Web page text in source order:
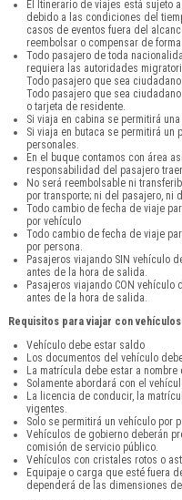
El Itinerario de viajes está sujeto
debido a las condiciones del
casos de eventos fuera del
reembolsar o compensar de
Todo pasajero de toda
requiera las autoridades
Todo pasajero que sea
Todo pasajero que sea
o tarjeta de residente.
Si viaja en cabina se permitirá
Si viaja en butaca se permitirá un
personales.
En el buque contamos con área
responsabilidad del pasajero
No será reembolsable ni
por transporte; ni del pasajero, ni
Todo cambio de fecha de viaje
por vehículo
Todo cambio de fecha de viaje
por persona.
Pasajeros viajando SIN vehículo
antes de la hora de salida.
Pasajeros viajando CON
antes de la hora de salida.
Requisitos para viajar con vehículos
Vehículo debe estar saldo
Los documentos del vehículo
La matrícula debe estar a
Solamente abordará con el
La licencia de conducir, la
vigentes.
Solo se permitirá un vehículo por
Vehículos de gobierno deberán
comisión de servicio público.
Vehículos con cristales rotos o
Equipaje o carga que esté fuera
dependerá de las dimensiones